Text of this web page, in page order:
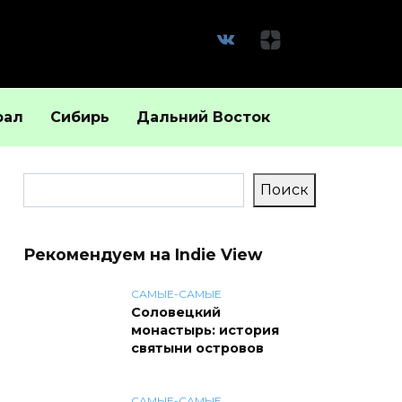
Сибирь Дальний Восток
Поиск
Рекомендуем на Indie View
САМЫЕ-САМЫЕ
Соловецкий
монастырь: история
святыни островов